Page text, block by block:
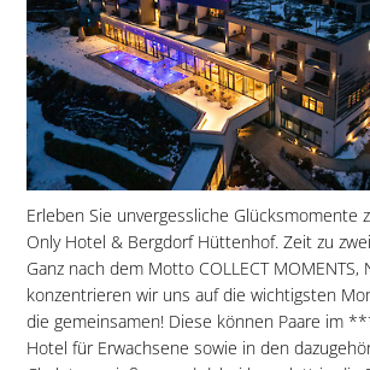
Erleben Sie unvergessliche Glücksmomente
Only Hotel & Bergdorf Hüttenhof. Zeit zu
Ganz nach dem Motto COLLECT MOMENTS,
konzentrieren wir uns auf die wichtigsten
die gemeinsamen! Diese können Paare im
Hotel für Erwachsene sowie in den